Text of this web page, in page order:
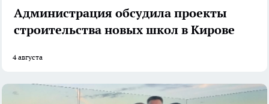
Администрация обсудила проекты
строительства новых школ в Кирове
4 августа